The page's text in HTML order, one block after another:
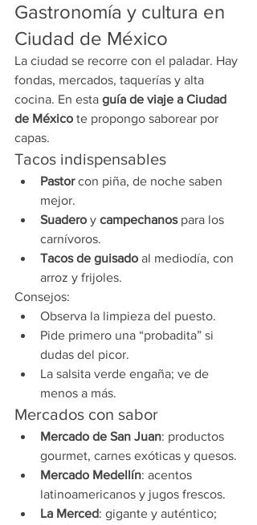
Gastronomía y cultura en
Ciudad de México
La ciudad se recorre con el paladar. Hay
fondas, mercados, taquerías y alta
cocina. En esta guía de viaje a Ciudad
de México te propongo saborear por
capas.
Tacos indispensables
Pastor con piña, de noche saben
mejor.
Suadero y campechanos para los
carnívoros.
Tacos de guisado al mediodía, con
arroz y frijoles.
Consejos:
Observa la limpieza del puesto.
Pide primero una “probadita” si
dudas del picor.
La salsita verde engaña; ve de
menos a más.
Mercados con sabor
Mercado de San Juan: productos
gourmet, carnes exóticas y quesos.
Mercado Medellín: acentos
latinoamericanos y jugos frescos.
La Merced: gigante y auténtico;